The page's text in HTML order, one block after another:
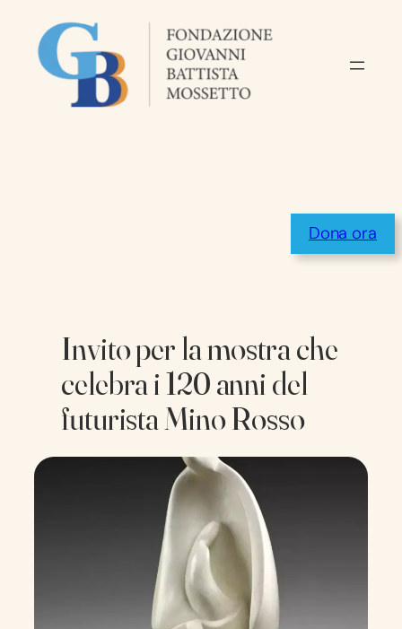
contenuto
Dona ora
Invito per la mostra che
celebra i 120 anni del
futurista Mino Rosso